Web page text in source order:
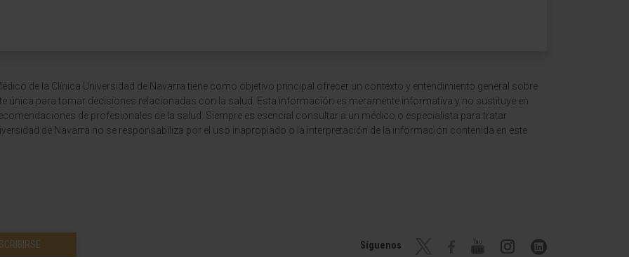
de la Clínica Universidad de Navarra tiene como objetivo principal ofrecer un contexto y entendimiento general sobre
única para tomar decisiones relacionadas con la salud. Esta información es meramente informativa y no sustituye en
de profesionales de la salud. Siempre es esencial consultar a un médico o especialista para tratar
de Navarra no se responsabiliza por el uso inapropiado o la interpretación de la información contenida en este
Síguenos